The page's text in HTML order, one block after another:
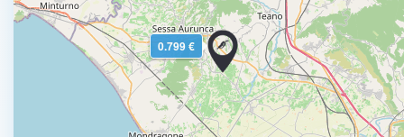
0.799 €